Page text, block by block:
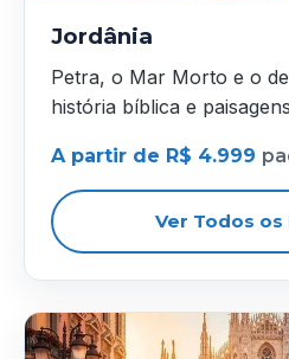
Jordânia
Petra, o Mar Morto e o
história bíblica e
A partir de R$ 4.999
Ver Todos os